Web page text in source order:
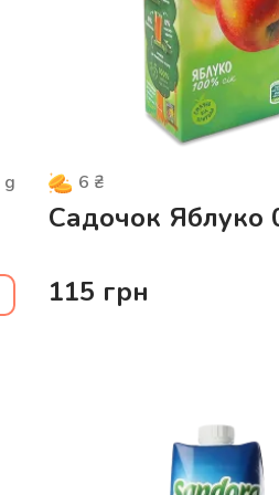
g 6 ₴
Садочок Яблуко
115 грн